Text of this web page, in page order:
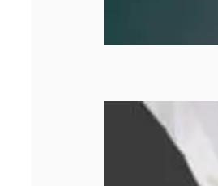
Comment
le meilleur
lors d’un
d’or ?